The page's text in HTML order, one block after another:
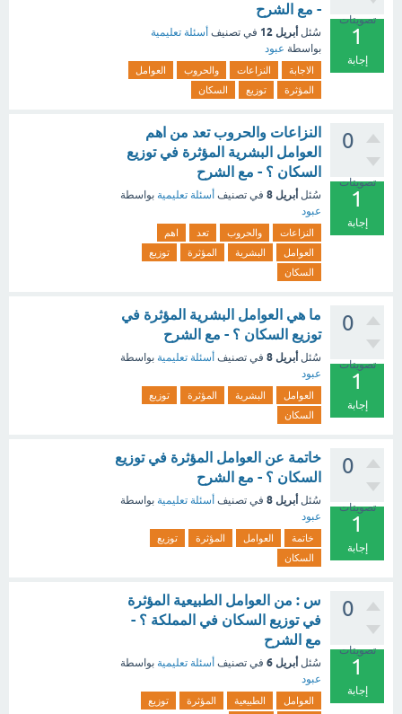
تصويتات
1
إجابة
- مع الشرح
سُئل أبريل 12 في تصنيف أسئلة تعليمية
بواسطة عبود
الاجابة النزاعات والحروب
العوامل
المؤثرة
توزيع السكان
0
تصويتات
1
إجابة
النزاعات والحروب تعد من اهم
العوامل البشرية المؤثرة في توزيع
السكان ؟ - مع الشرح
سُئل أبريل 8 في تصنيف أسئلة تعليمية بواسطة
عبود
النزاعات والحروب تعد
اهم
العوامل
البشرية المؤثرة
توزيع
السكان
0
تصويتات
1
إجابة
ما هي العوامل البشرية المؤثرة في
توزيع السكان ؟ - مع الشرح
سُئل أبريل 8 في تصنيف أسئلة تعليمية بواسطة
عبود
العوامل البشرية المؤثرة
توزيع
السكان
0
تصويتات
1
إجابة
خاتمة عن العوامل المؤثرة في توزيع
السكان ؟ - مع الشرح
سُئل أبريل 8 في تصنيف أسئلة تعليمية بواسطة
عبود
خاتمة العوامل المؤثرة
توزيع
السكان
0
تصويتات
1
إجابة
س : من العوامل الطبيعية المؤثرة
في توزيع السكان في المملكة ؟ -
مع الشرح
سُئل أبريل 6 في تصنيف أسئلة تعليمية بواسطة
عبود
العوامل الطبيعية المؤثرة توزيع